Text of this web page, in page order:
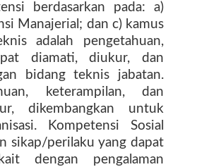
berdasarkan pada: a)
Manajerial; dan c) kamus
adalah pengetahuan,
diamati, diukur, dan
bidang teknis jabatan.
keterampilan, dan
dikembangkan untuk
Kompetensi Sosial
sikap/perilaku yang dapat
dengan pengalaman